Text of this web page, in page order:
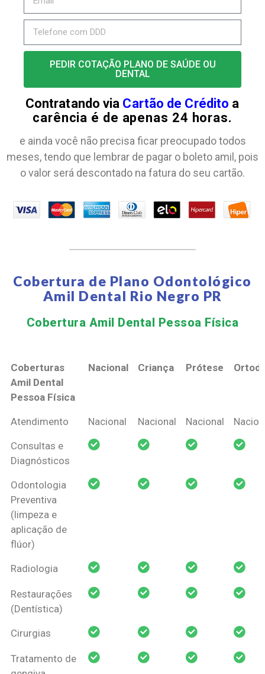
PEDIR COTAÇÃO PLANO DE SAÚDE OU
DENTAL
Contratando via Cartão de Crédito a
carência é de apenas 24 horas.
e ainda você não precisa ficar preocupado todos
meses, tendo que lembrar de pagar o boleto amil, pois
o valor será descontado na fatura do seu cartão.
Cobertura de Plano Odontológico
Amil Dental Rio Negro PR
Cobertura Amil Dental Pessoa Física​
Coberturas
Amil Dental
Pessoa Física
Nacional Criança Prótese
Coberturas
Pessoa Física
Nacional Criança Prótese
Atendimento Nacional Nacional Nacional
Consultas e
Diagnósticos
Odontologia
Preventiva
(limpeza e
aplicação de
flúor)
Radiologia
Restaurações
(Dentística)
Cirurgias
Tratamento de